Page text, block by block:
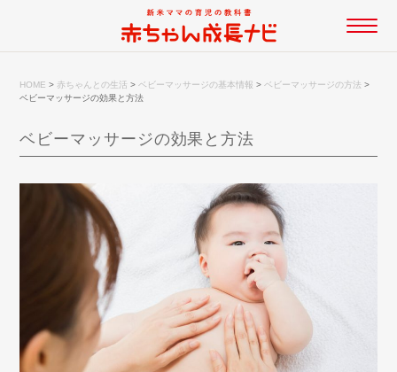
HOME > 赤ちゃんとの生活 >ベビーマッサージの基本情報 >ベビーマッサージの方法 >
ベビーマッサージの効果と方法
ベビーマッサージの効果と方法